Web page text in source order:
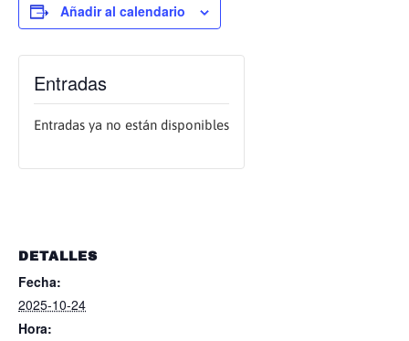
Añadir al calendario
DETALLES
Fecha:
2025-10-24
Hora:
Entradas
Entradas ya no están disponibles